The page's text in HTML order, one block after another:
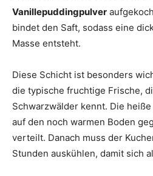
Vanillepuddingpulver
bindet den Saft, sodass eine
Masse entsteht.
Diese Schicht ist besonders
die typische fruchtige Frische,
Schwarzwälder kennt. Die
auf den noch warmen Boden
verteilt. Danach muss der
Stunden auskühlen, damit sich